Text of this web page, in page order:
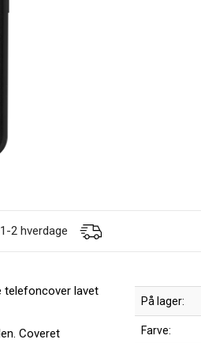
2 hverdage
telefoncover lavet
Coveret
På lager:
Farve: